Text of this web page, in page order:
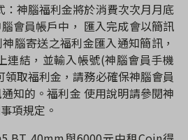
：神腦福利金將於消費次次月月底
會員帳戶中， 匯入完成會以簡訊
腦寄送之福利金匯入通知簡訊，
連結，並輸入帳號(神腦會員手機
取福利金，請務必確保神腦會員
知的。福利金 使用說明請參閱神
項規定。